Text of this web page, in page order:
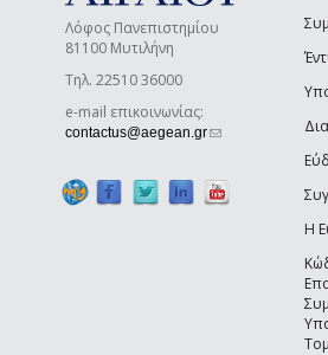
Λόφος Πανεπιστημίου
81100 Μυτιλήνη
Τηλ. 22510 36000
e-mail επικοινωνίας:
contactus@aegean.gr(link sends e-mail)
Η